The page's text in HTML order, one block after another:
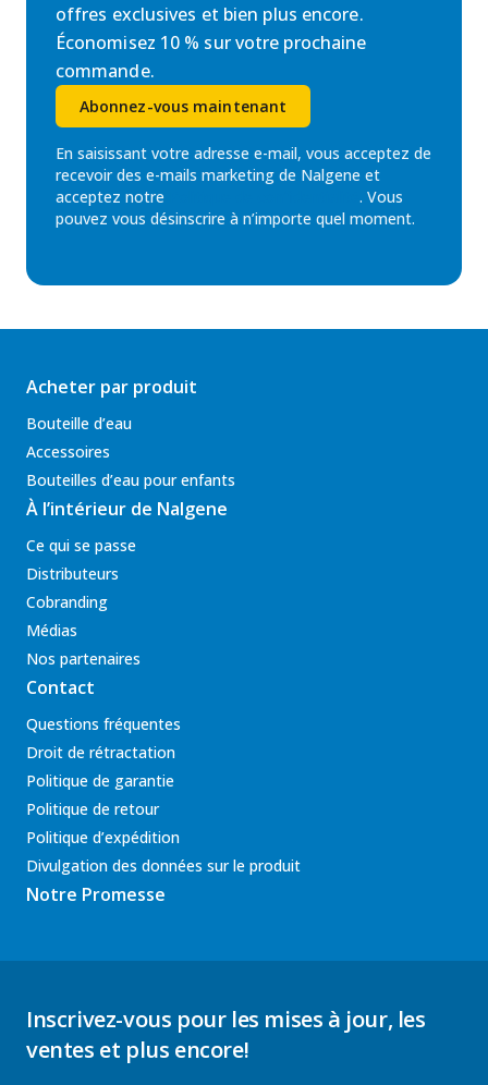
offres exclusives et bien plus encore.
Économisez 10 % sur votre prochaine
commande.
Abonnez-vous maintenant
En saisissant votre adresse e-mail, vous acceptez de
recevoir des e-mails marketing de Nalgene et
acceptez notre
. Vous
pouvez vous désinscrire à n’importe quel moment.
Acheter par produit
Bouteille d’eau
Accessoires
Bouteilles d’eau pour enfants
À l’intérieur de Nalgene
Ce qui se passe
Distributeurs
Cobranding
Médias
Nos partenaires
Contact
Questions fréquentes
Droit de rétractation
Politique de garantie
Politique de retour
Politique d’expédition
Divulgation des données sur le produit
Notre Promesse
Inscrivez-vous pour les mises à jour, les
ventes et plus encore!